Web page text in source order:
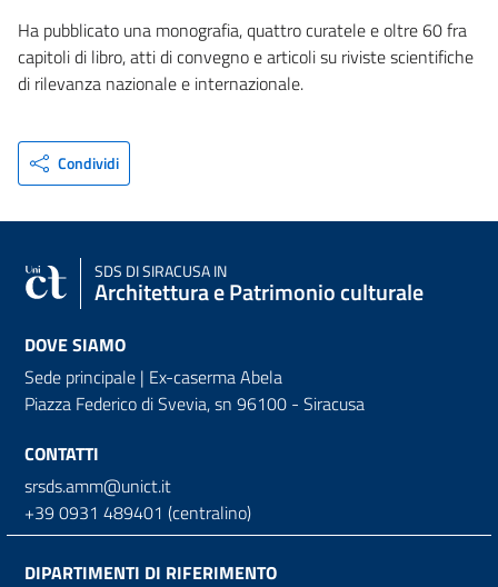
Ha pubblicato una monografia, quattro curatele e oltre 60 fra
capitoli di libro, atti di convegno e articoli su riviste scientifiche
di rilevanza nazionale e internazionale.
Condividi
SDS DI SIRACUSA IN
Architettura e Patrimonio culturale
DOVE SIAMO
Sede principale | Ex-caserma Abela
Piazza Federico di Svevia, sn 96100 - Siracusa
CONTATTI
srsds.amm@unict.it
+39 0931 489401 (centralino)
DIPARTIMENTI DI RIFERIMENTO